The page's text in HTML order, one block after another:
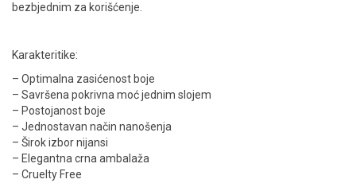
bezbjednim za korišćenje.
Karakteritike:
– Optimalna zasićenost boje
– Savršena pokrivna moć jednim slojem
– Postojanost boje
– Jednostavan način nanošenja
– Širok izbor nijansi
– Elegantna crna ambalaža
– Cruelty Free